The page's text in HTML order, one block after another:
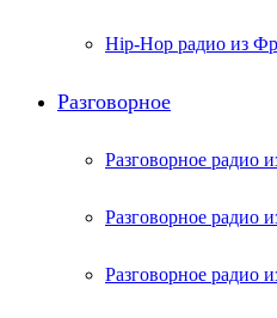
Hip-Hop радио из
Разговорное
Разговорное радио
Разговорное радио
Разговорное радио